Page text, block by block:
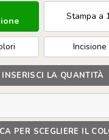
Stampa a
Incisione
INSERISCI LA QUANTITÀ
PER SCEGLIERE IL